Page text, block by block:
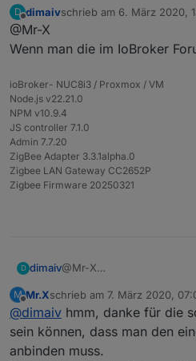
verwenden?
D
Offline
dimaivschrieb am 6. März 2020,
zuletzt editiert von
@Mr-X
Wenn man die im IoBroker
ioBroker- NUC8i3 / Proxmox / VM
Node.js v22.21.0
NPM v10.9.4
JS controller 7.1.0
Admin 7.7.20
ZigBee Adapter 3.3.1alpha.0
Zigbee LAN Gateway CC2652P
Zigbee Firmware 20250321
D dimaiv@Mr-X
M
Offline
Mr.Xschrieb am 7. März 2020,
zuletzt editiert von
@dimaiv hmm, danke für die
sein können, dass man den
anbinden muss.